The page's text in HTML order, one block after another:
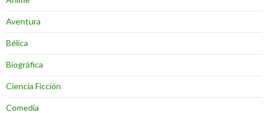
Aventura
Bélica
Biográfica
Ciencia Ficción
Comedia